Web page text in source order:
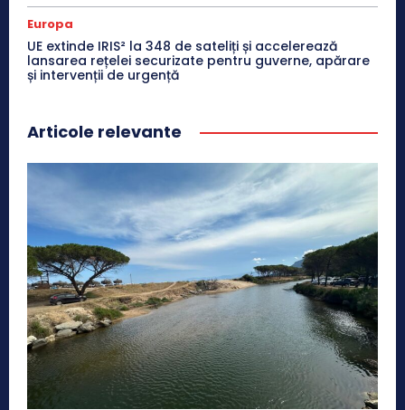
Europa
UE extinde IRIS² la 348 de sateliți și accelerează
lansarea rețelei securizate pentru guverne, apărare
și intervenții de urgență
Articole relevante